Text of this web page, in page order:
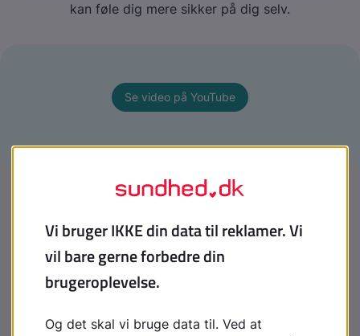
kan føle dig mere sikker på dig selv.
Se video på YouTube